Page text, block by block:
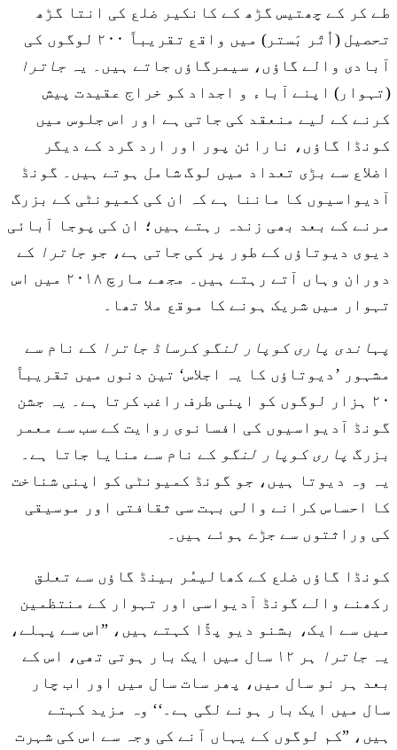
طے کر کے چھتیس گڑھ کے کانکیر ضلع کی انتا گڑھ
تحصیل (اُتّر بَستر) میں واقع تقریباً ۲۰۰ لوگوں کی
آبادی والے گاؤں، سیمرگاؤں جاتے ہیں۔ یہ جاترا
(تہوار) اپنے آباء و اجداد کو خراج عقیدت پیش
کرنے کے لیے منعقد کی جاتی ہے اور اس جلوس میں
کونڈا گاؤں، نارائن پور اور ارد گرد کے دیگر
اضلاع سے بڑی تعداد میں لوگ شامل ہوتے ہیں۔ گونڈ
آدیواسیوں کا ماننا ہے کہ ان کی کمیونٹی کے بزرگ
مرنے کے بعد بھی زندہ رہتے ہیں؛ ان کی پوجا آبائی
دیوی دیوتاؤں کے طور پر کی جاتی ہے، جو جاترا کے
دوران وہاں آتے رہتے ہیں۔ مجھے مارچ ۲۰۱۸ میں اس
تہوار میں شریک ہونے کا موقع ملا تھا۔
پہاندی پاری کوپار لنگو کرساڈ جاترا کے نام سے
مشہور ’دیوتاؤں کا یہ اجلاس‘ تین دنوں میں تقریباً
۲۰ ہزار لوگوں کو اپنی طرف راغب کرتا ہے۔ یہ جشن
گونڈ آدیواسیوں کی افسانوی روایت کے سب سے معمر
بزرگ پاری کوپار لنگو کے نام سے منایا جاتا ہے۔
یہ وہ دیوتا ہیں، جو گونڈ کمیونٹی کو اپنی شناخت
کا احساس کرانے والی بہت سی ثقافتی اور موسیقی
کی وراثتوں سے جڑے ہوئے ہیں۔
کونڈا گاؤں ضلع کے کھالیمُر بینڈ گاؤں سے تعلق
رکھنے والے گونڈ آدیواسی اور تہوار کے منتظمین
میں سے ایک، بشنو دیو پڈّا کہتے ہیں، ”اس سے پہلے،
یہ جاترا
ہر ۱۲ سال میں ایک بار ہوتی تھی، اس کے
بعد ہر نو سال میں، پھر سات سال میں اور اب چار
سال میں ایک بار ہونے لگی ہے۔‘‘ وہ مزید کہتے
ہیں، ”کم لوگوں کے یہاں آنے کی وجہ سے اس کی شہرت